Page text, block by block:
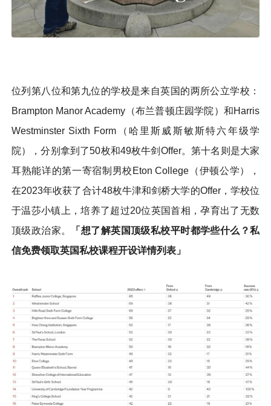
位列第八位和第九位的学校是来自英国的两所公立学校：
Brampton Manor Academy（布兰普顿庄园学院）和Harris
Westminster Sixth Form（哈里斯威斯敏斯特六年级学
院），分别拿到了50枚和49枚牛剑Offer。第十名则是大家
耳熟能详的第一寄宿制男校Eton College（伊顿公学），
在2023年收获了合计48枚牛津和剑桥大学的Offer，学校位
于温莎小镇上，培养了超过20位英国首相，孕育出了无数
顶级政治家。
「想了解英国顶级私校平时都学些什么？私
信免费领取英国私校课程开设详情列表」